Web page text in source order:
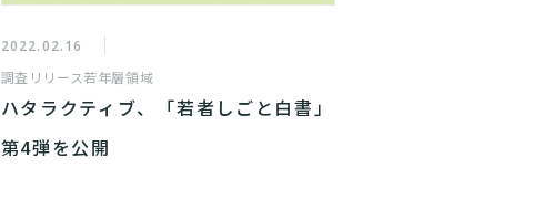
2022.02.16
調査リリース若年層領域
ハタラクティブ、「若者しごと白書」
第4弾を公開